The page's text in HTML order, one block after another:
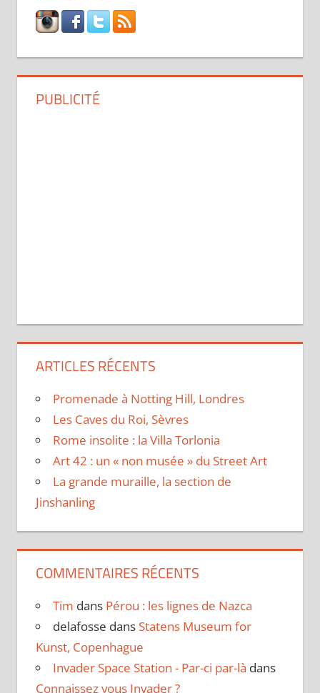
PUBLICITÉ
ARTICLES RÉCENTS
Promenade à Notting Hill, Londres
Les Caves du Roi, Sèvres
Rome insolite : la Villa Torlonia
Art 42 : un « non musée » du Street Art
La grande muraille, la section de
Jinshanling
COMMENTAIRES RÉCENTS
Tim dans Pérou : les lignes de Nazca
delafosse dans Statens Museum for
Kunst, Copenhague
Invader Space Station - Par-ci par-là dans
Connaissez vous Invader ?